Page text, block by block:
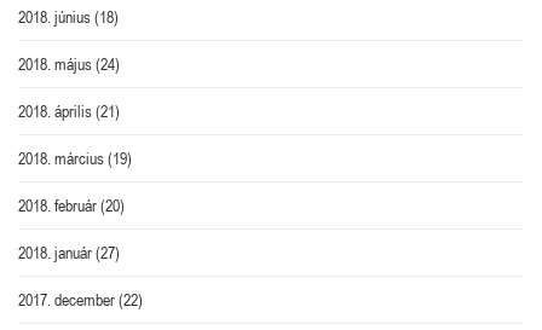
2018. június(18)
2018. május(24)
2018. április(21)
2018. március(19)
2018. február(20)
2018. január(27)
2017. december(22)